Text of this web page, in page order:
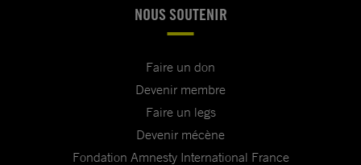
NOUS SOUTENIR
Faire un don
Devenir membre
Faire un legs
Devenir mécène
Fondation Amnesty International France